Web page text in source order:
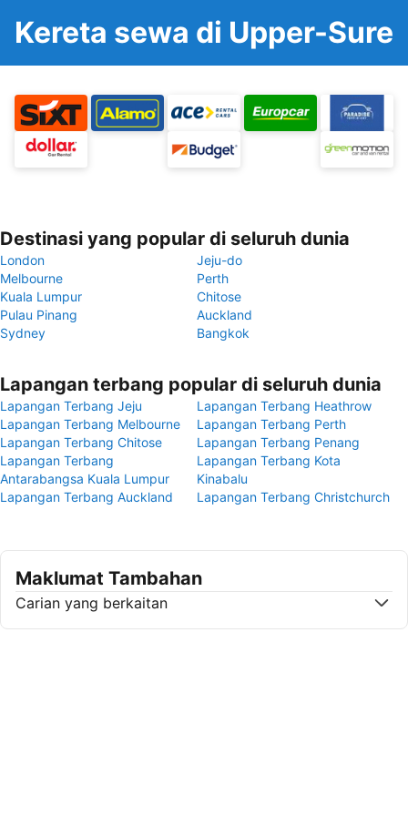
Kereta sewa di Upper-Sure
Destinasi yang popular di seluruh dunia
London
Jeju-do
Melbourne
Perth
Kuala Lumpur
Chitose
Pulau Pinang
Auckland
Sydney
Bangkok
Lapangan terbang popular di seluruh dunia
Lapangan Terbang Jeju
Lapangan Terbang Heathrow
Lapangan Terbang Melbourne
Lapangan Terbang Perth
Lapangan Terbang Chitose
Lapangan Terbang Penang
Lapangan Terbang
Antarabangsa Kuala Lumpur
Lapangan Terbang Kota
Kinabalu
Lapangan Terbang Auckland
Lapangan Terbang Christchurch
Maklumat Tambahan
Carian yang berkaitan